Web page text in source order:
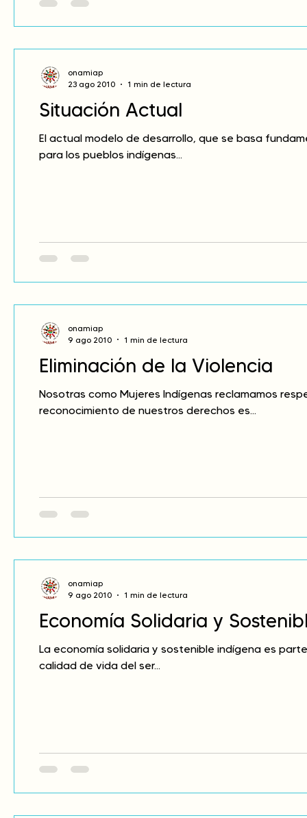
Situación Actual
El actual modelo de desarrollo, que se basa
para los pueblos indígenas...
onamiap
23 ago 2010
1 min de lectura
Eliminación de la Violencia
Nosotras como Mujeres Indígenas reclamamos
reconocimiento de nuestros derechos es...
onamiap
9 ago 2010
1 min de lectura
Economía Solidaria y
La economía solidaria y sostenible indígena es
calidad de vida del ser...
onamiap
9 ago 2010
1 min de lectura